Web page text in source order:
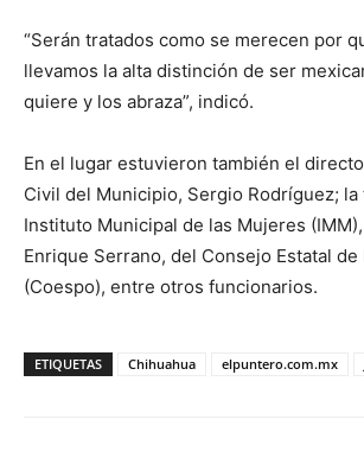
“Serán tratados como se merecen por
llevamos la alta distinción de ser
quiere y los abraza”, indicó.
En el lugar estuvieron también el
Civil del Municipio, Sergio Rodríguez;
Instituto Municipal de las Mujeres
Enrique Serrano, del Consejo Estatal de
(Coespo), entre otros funcionarios.
ETIQUETAS Chihuahua elpuntero.com.mx